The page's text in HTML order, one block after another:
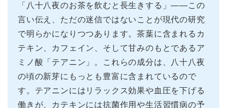
「八十八夜のお茶を飲むと長生きする」——この
言い伝え、ただの迷信ではないことが現代の研究
で明らかになりつつあります。茶葉に含まれるカ
テキン、カフェイン、そして甘みのもとであるア
ミノ酸「テアニン」。これらの成分は、八十八夜
の頃の新芽にもっとも豊富に含まれているので
す。テアニンにはリラックス効果や血圧を下げる
働きが、カテキンには抗菌作用や生活習慣病の予